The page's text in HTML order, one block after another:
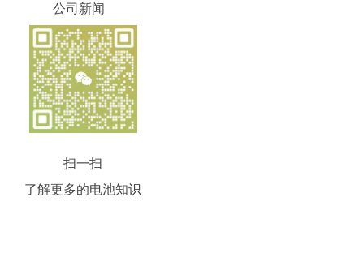
公司新闻
扫一扫
了解更多的电池知识